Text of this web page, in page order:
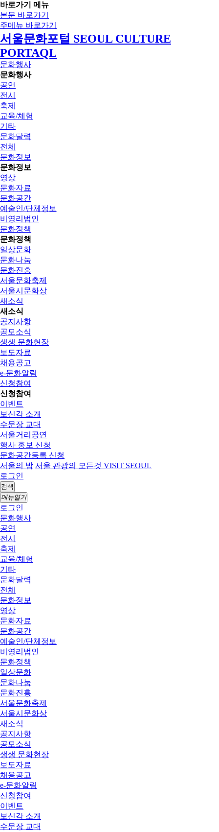
바로가기 메뉴
본문 바로가기
주메뉴 바로가기
서울문화포털 SEOUL CULTURE
PORTAQL
문화행사
문화행사
공연
전시
축제
교육/체험
기타
문화달력
전체
문화정보
문화정보
영상
문화자료
문화공간
예술인/단체정보
비영리법인
문화정책
문화정책
일상문화
문화나눔
문화진흥
서울문화축제
서울시문화상
새소식
새소식
공지사항
공모소식
생생 문화현장
보도자료
채용공고
e-문화알림
신청참여
신청참여
이벤트
보신각 소개
수문장 교대
서울거리공연
행사 홍보 신청
문화공간등록 신청
서울의 밤 서울 관광의 모든것 VISIT SEOUL
로그인
검색
메뉴열기
로그인
문화행사
공연
전시
축제
교육/체험
기타
문화달력
전체
문화정보
영상
문화자료
문화공간
예술인/단체정보
비영리법인
문화정책
일상문화
문화나눔
문화진흥
서울문화축제
서울시문화상
새소식
공지사항
공모소식
생생 문화현장
보도자료
채용공고
e-문화알림
신청참여
이벤트
보신각 소개
수문장 교대